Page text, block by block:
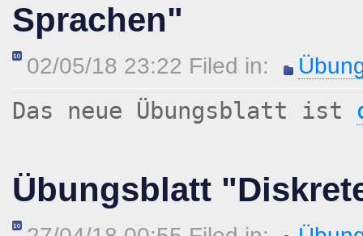
Sprachen"
02/05/18 23:22 Filed in:
Das neue Übungsblatt ist
Übungsblatt